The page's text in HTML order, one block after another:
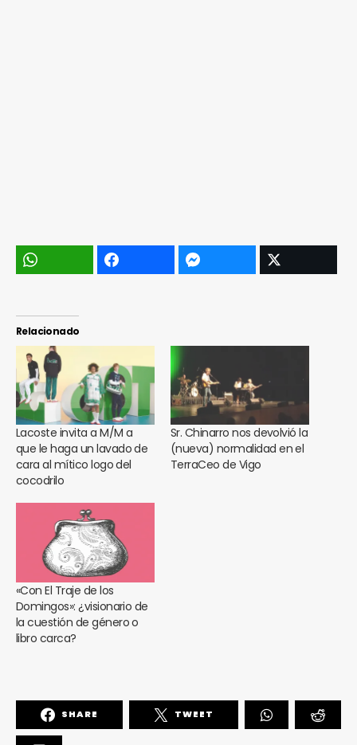
Relacionado
Lacoste invita a M/M a
que le haga un lavado de
cara al mítico logo del
cocodrilo
Sr. Chinarro nos devolvió la
(nueva) normalidad en el
TerraCeo de Vigo
«Con El Traje de los
Domingos»: ¿visionario de
la cuestión de género o
libro carca?
SHARE TWEET